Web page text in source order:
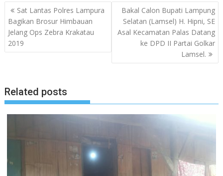
Navigasi
pos
Sat Lantas Polres Lampura
Bagikan Brosur Himbauan
Jelang Ops Zebra Krakatau
2019
Bakal Calon Bupati Lampung
Selatan (Lamsel) H. Hipni, SE
Asal Kecamatan Palas Datang
ke DPD II Partai Golkar
Lamsel.
Related posts